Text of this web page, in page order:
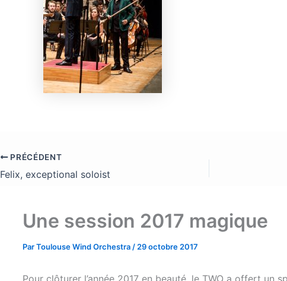
PRÉCÉDENT
Felix, exceptional soloist
Une session 2017 magique
ParToulouse Wind Orchestra / 29 octobre 2017
Pour clôturer l’année 2017 en beauté, le TWO a offert un